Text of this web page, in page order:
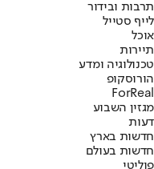
תרבות ובידור
לייף סטייל
אוכל
תיירות
טכנולוגיה ומדע
הורוסקופ
ForReal
מגזין השבוע
דעות
חדשות בארץ
חדשות בעולם
פוליטי